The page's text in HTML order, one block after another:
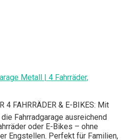
Metall | 4 Fahrräder,
4 FAHRRÄDER & E-BIKES: Mit
Fahrradgarage ausreichend
oder E-Bikes – ohne
Engstellen. Perfekt für Familien,